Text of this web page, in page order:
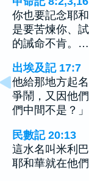
你也要記念耶
是要苦煉你、
的誡命不肯。…
出埃及記 17:7
他給那地方起
爭鬧，又因他
們中間不是？」
民數記 20:13
這水名叫米利
耶和華就在他